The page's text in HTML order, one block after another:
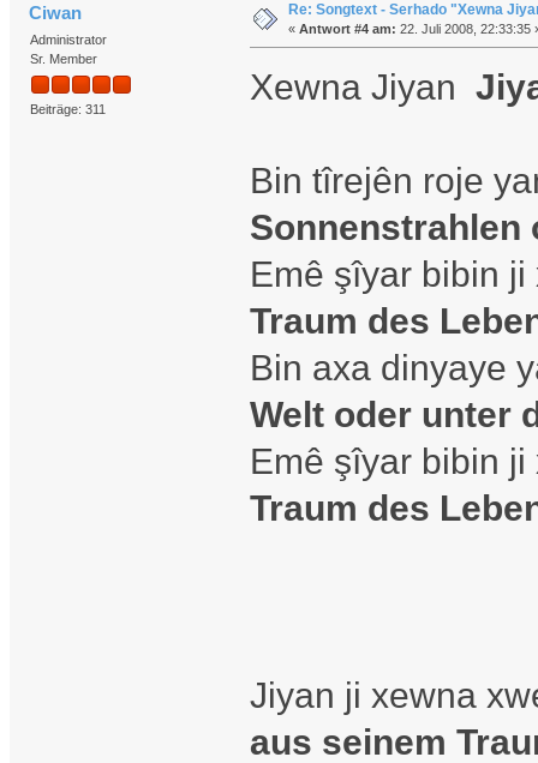
Ciwan
Administrator
Sr. Member
Beiträge: 311
Re: Songtext - Serhado "Xewna
« Antwort #4 am: 22. Juli 2008, 22:33:35
Xewna Jiyan
Bin tîrejên roje
Sonnenstrahlen
Emê şîyar bibin
Traum des
Bin axa dinyaye
Welt oder unter
Emê şîyar bibin
Traum des
Jiyan ji xewna
aus seinem